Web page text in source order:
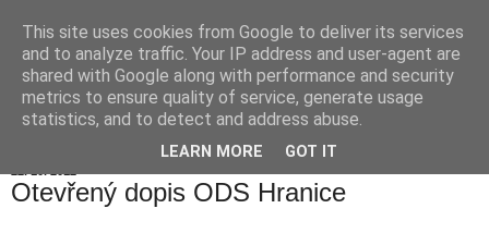
Hranické listy
Otevřený dopis ODS Hranice
This site uses cookies from Google to deliver its services
and to analyze traffic. Your IP address and user-agent are
shared with Google along with performance and security
metrics to ensure quality of service, generate usage
statistics, and to detect and address abuse.
LEARN MORE GOT IT